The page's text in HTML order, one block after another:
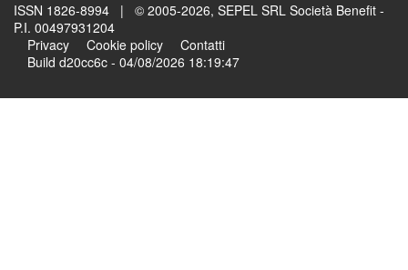
ISSN 1826-8994 | © 2005-2026, SEPEL SRL Società Benefit -
P.I. 00497931204
Privacy
Cookie policy
Contatti
Build d20cc6c - 04/08/2026 18:19:47